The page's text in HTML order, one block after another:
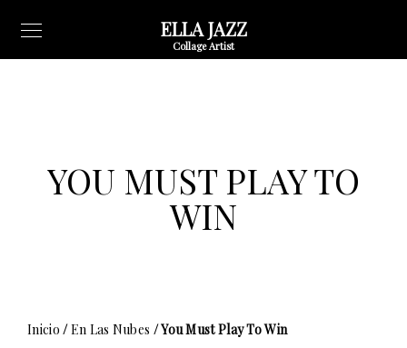
ELLA JAZZ
Collage Artist
YOU MUST PLAY TO
WIN
Inicio /En Las Nubes / You Must Play To Win